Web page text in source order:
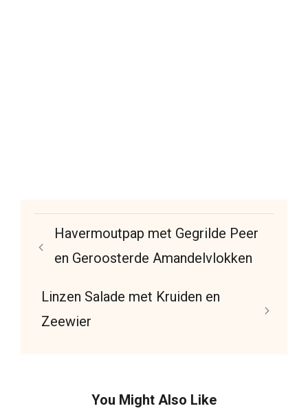
Havermoutpap met Gegrilde Peer
en Geroosterde Amandelvlokken
Linzen Salade met Kruiden en
Zeewier
You Might Also Like